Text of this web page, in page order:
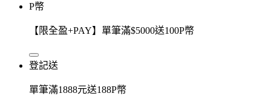
P幣
【限全盈+PAY】單筆滿$5000送100P幣
登記送
單筆滿1888元送188P幣